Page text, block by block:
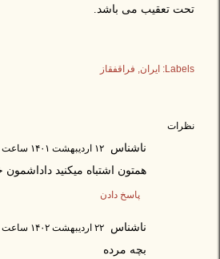
تحت تعقیب می باشد.
Labels: ایران فراقفقاز
نظرات
ناشناس ۱۲ اردیبهشت ۱۴۰۱ ساعت ۲۳:۰۶
همتون اشتباه میکنید
پاسخ دادن
ناشناس ۲۲ اردیبهشت ۱۴۰۲ ساعت ۳:۰۶
بچه مرده